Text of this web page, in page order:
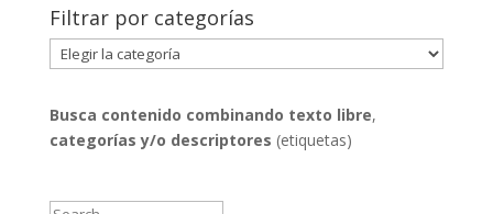
Filtrar por categorías
Filtrar
por
Busca contenido combinando texto libre,
categorías y/o descriptores (etiquetas)